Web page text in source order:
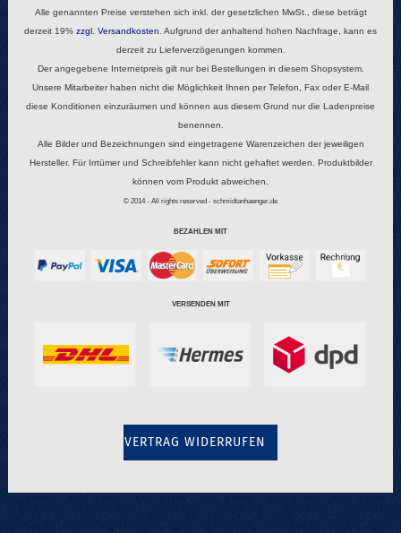
Alle genannten Preise verstehen sich inkl. der gesetzlichen MwSt., diese beträgt
derzeit 19% zzgl. Versandkosten . Aufgrund der anhaltend hohen Nachfrage, kann es
derzeit zu Lieferverzögerungen kommen.
Der angegebene Internetpreis gilt nur bei Bestellungen in diesem Shopsystem.
Unsere Mitarbeiter haben nicht die Möglichkeit Ihnen per Telefon, Fax oder E-Mail
diese Konditionen einzuräumen und können aus diesem Grund nur die Ladenpreise
benennen.
Alle Bilder und Bezeichnungen sind eingetragene Warenzeichen der jeweiligen
Hersteller. Für Irrtümer und Schreibfehler kann nicht gehaftet werden. Produktbilder
können vom Produkt abweichen.
© 2014 - All rights reserved - schmidtanhaenger.de
BEZAHLEN MIT
VERSENDEN MIT
VERTRAG WIDERRUFEN